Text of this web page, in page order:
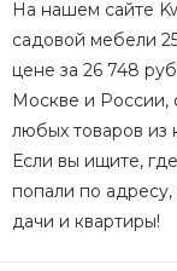
На нашем сайте
садовой мебели
цене за 26 748
Москве и России,
любых товаров из
Если вы ищите,
попали по
дачи и квартиры!